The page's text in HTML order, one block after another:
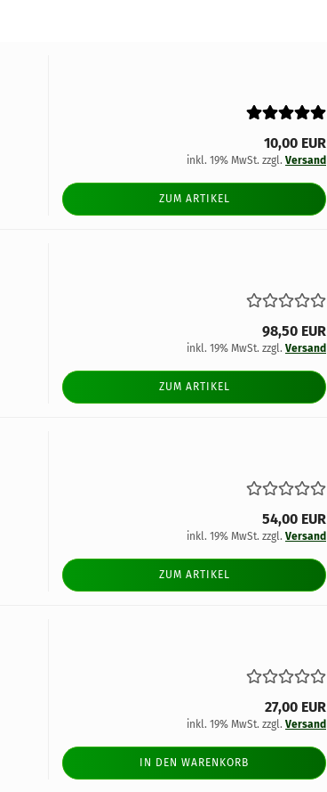
10,00 EUR
inkl. 19% MwSt. zzgl. Versand
ZUM ARTIKEL
98,50 EUR
inkl. 19% MwSt. zzgl. Versand
ZUM ARTIKEL
54,00 EUR
inkl. 19% MwSt. zzgl. Versand
ZUM ARTIKEL
27,00 EUR
inkl. 19% MwSt. zzgl. Versand
IN DEN WARENKORB